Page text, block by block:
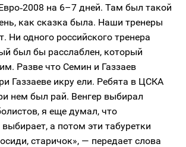
на 6–7 дней. Там был такой
как сказка была. Наши тренеры
Ни одного российского тренера
был бы расслаблен, который
Разве что Семин и Газзаев
Газзаеве икру ели. Ребята в ЦСКА
нем был рай. Венгер выбирал
я еще думал, что
а потом эти табуретки
старичок», — передает слова